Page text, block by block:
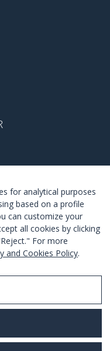
TILBUDENE
ABONNER
for analytical purposes
based on a profile
can customize your
all cookies by clicking
For more
and Cookies Policy.
Policy
of Use